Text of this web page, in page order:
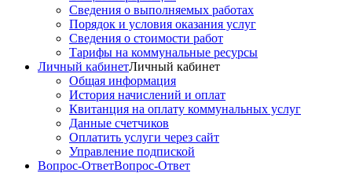
Сведения о выполняемых работах
Порядок и условия оказания услуг
Сведения о стоимости работ
Тарифы на коммунальные ресурсы
Личный кабинетЛичный кабинет
Общая информация
История начислений и оплат
Квитанция на оплату коммунальных услуг
Данные счетчиков
Оплатить услуги через сайт
Управление подпиской
Вопрос-ОтветВопрос-Ответ